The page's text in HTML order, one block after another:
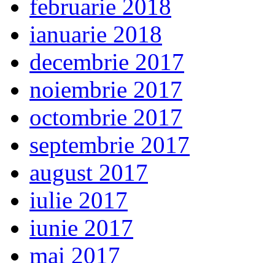
februarie 2018
ianuarie 2018
decembrie 2017
noiembrie 2017
octombrie 2017
septembrie 2017
august 2017
iulie 2017
iunie 2017
mai 2017